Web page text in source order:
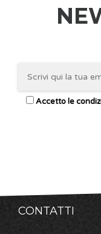
Accetto le
CONTATTI